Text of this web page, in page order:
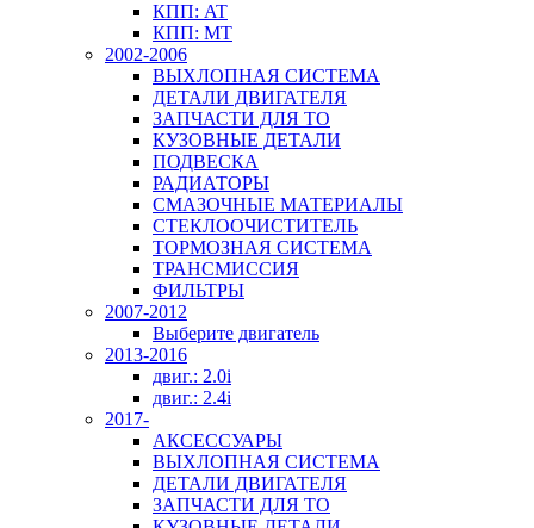
КПП: AT
КПП: MT
2002-2006
ВЫХЛОПНАЯ СИСТЕМА
ДЕТАЛИ ДВИГАТЕЛЯ
ЗАПЧАСТИ ДЛЯ ТО
КУЗОВНЫЕ ДЕТАЛИ
ПОДВЕСКА
РАДИАТОРЫ
СМАЗОЧНЫЕ МАТЕРИАЛЫ
СТЕКЛООЧИСТИТЕЛЬ
ТОРМОЗНАЯ СИСТЕМА
ТРАНСМИССИЯ
ФИЛЬТРЫ
2007-2012
Выберите двигатель
2013-2016
двиг.: 2.0i
двиг.: 2.4i
2017-
АКСЕССУАРЫ
ВЫХЛОПНАЯ СИСТЕМА
ДЕТАЛИ ДВИГАТЕЛЯ
ЗАПЧАСТИ ДЛЯ ТО